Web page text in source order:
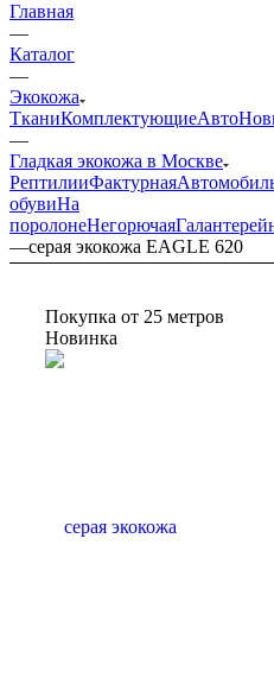
Главная
—
Каталог
—
Экокожа
ТканиКомплектующиеАвто
—
Гладкая экокожа в Москве
РептилииФактурная
обувиНа
поролонеНегорючая
—серая экокожа EAGLE 620
Покупка от 25 метров
Новинка